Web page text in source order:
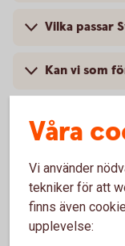
Vilka passar
Kan vi som
kronor i
Kan vi ha
Swish
Våra
Vi använder
tekniker för att
finns även
upplevelse: